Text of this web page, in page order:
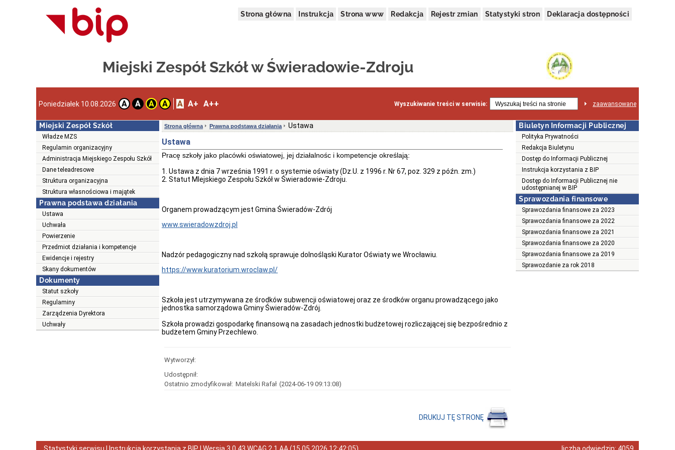
Strona główna Instrukcja Strona www Redakcja Rejestr zmian Statystyki stron Deklaracja dostępności
Miejski Zespół Szkół w Świeradowie-Zdroju
Poniedziałek 10.08.2026 A A A A A A+ A++ Wyszukiwanie treści w serwisie: zaawansowane
Miejski Zespół Szkół
Władze MZS
Regulamin organizacyjny
Administracja Miejskiego Zespołu Szkół
Dane teleadresowe
Struktura organizacyjna
Struktura własnościowa i majątek
Prawna podstawa działania
Ustawa
Uchwała
Powierzenie
Przedmiot działania i kompetencje
Ewidencje i rejestry
Skany dokumentów
Dokumenty
Statut szkoły
Regulaminy
Zarządzenia Dyrektora
Uchwały
Strona główna Prawna podstawa działania Ustawa
Ustawa
Pracę szkoły jako placówki oświatowej, jej działalnośc i kompetencje określają:
1. Ustawa z dnia 7 września 1991 r. o systemie oświaty (Dz.U. z 1996 r. Nr 67, poz. 329 z późn. zm.)
2. Statut MIejskiego Zespołu Szkół w Świeradowie-Zdroju.
Organem prowadzącym jest Gmina Świeradów-Zdrój
www.swieradowzdroj.pl
Nadzór pedagogiczny nad szkołą sprawuje dolnośląski Kurator Oświaty we Wrocławiu.
https://www.kuratorium.wroclaw.pl/
Szkoła jest utrzymywana ze środków subwencji oświatowej oraz ze środków organu prowadzącego jako
jednostka samorządowa Gminy Świeradów-Zdrój.
Szkoła prowadzi gospodarkę finansową na zasadach jednostki budżetowej rozliczającej się bezpośrednio z
budżetem Gminy Przechlewo.
Wytworzył:
Udostępnił:
Ostatnio zmodyfikował: Matelski Rafał (2024-06-19 09:13:08)
DRUKUJ TĘ STRONĘ
Biuletyn Informacji Publicznej
Polityka Prywatności
Redakcja Biuletynu
Dostęp do Informacji Publicznej
Instrukcja korzystania z BIP
Dostęp do Informacji Publicznej nie
udostępnianej w BIP
Sprawozdania finansowe
Sprawozdania finansowe za 2023
Sprawozdania finansowe za 2022
Sprawozdania finansowe za 2021
Sprawozdania finansowe za 2020
Sprawozdania finansowe za 2019
Sprawozdanie za rok 2018